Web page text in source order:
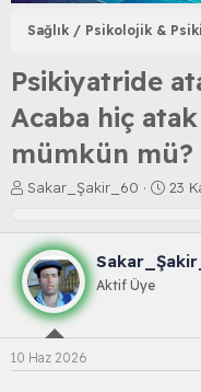
Sağlık / Psikolojik &
Psikiyatride
Acaba hiç
mümkün mü?
K
b
u
y
u
b
a
ş
Sakar_Şakir_60
B
a
ç
23
Aktif Üye
10 Haz 2026